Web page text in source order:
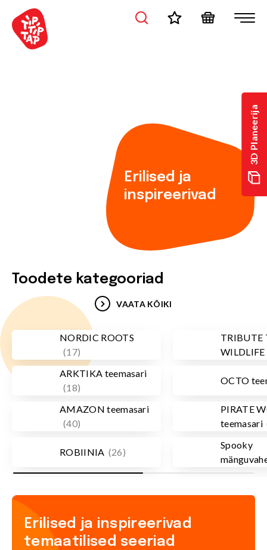
3D Planeerija
Erilised ja
inspireerivad
Toodete kategooriad
VAATA KÕIKI
NORDIC ROOTS
(17)
TRIBUTE
WILDLIFE
ARKTIKA teemasari
(18)
OCTO
AMAZON teemasari
(40)
PIRATE
teemasari
ROBIINIA (26)
Spooky
Erilised ja inspireerivad
temaatilised seeriad